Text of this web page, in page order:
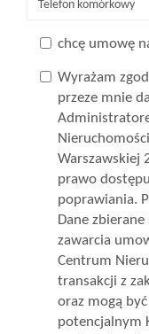
chcę umowę
Wyrażam
przeze mnie
Warszawskiej
prawo
poprawiania.
Dane
zawarcia
Centrum
transakcji z
oraz mogą
potencjalnym